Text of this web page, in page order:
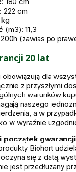
: 180 cm
: 222 cm
(m3): 11,3
(zawias po
20 lat
obowiązują dla
z przyszłymi
warunków
naszego
a w
w wyraźnie
początek
Biohort
się z datą
jest przedłużany